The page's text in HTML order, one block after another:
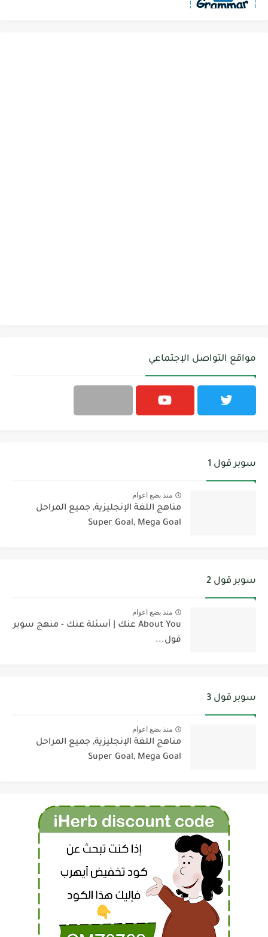
مواقع التواصل الإجتماعي
سوبر قول 1
منذ بضع اعوام
مناهج اللغة الإنجليزية, جميع المراحل
Super Goal, Mega Goal
سوبر قول 2
منذ بضع اعوام
About You عنك | أسئلة عنك - منهج سوبر
قول...
سوبر قول 3
منذ بضع اعوام
مناهج اللغة الإنجليزية, جميع المراحل
Super Goal, Mega Goal